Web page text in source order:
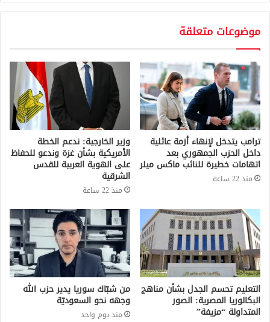
موضوعات متعلقة
ترامب يتدخل لإنهاء أزمة عائلية
داخل الحزب الجمهوري بعد
اتهامات خطيرة للنائب ماكس ميلر
منذ 22 ساعة
وزير الخارجية: ندعم الخطة
الأمريكية بشأن غزة وندعو للحفاظ
على الهوية العربية للقدس
الشرقية
منذ 22 ساعة
التعليم تحسم الجدل بشأن مناهج
البكالوريا المصرية: الصور
المتداولة “مزيفة”
من شبّاك سوريا يدير حزب الله
وجهه نحو السعوديّة
منذ يوم واحد